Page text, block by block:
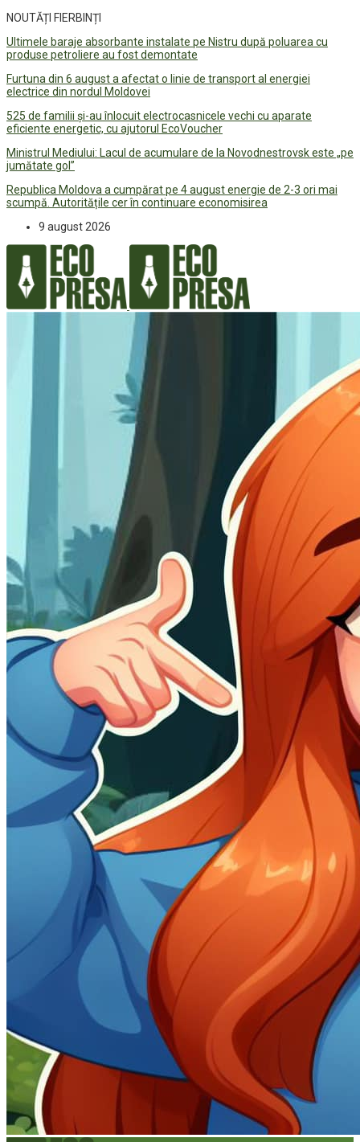
NOUTĂȚI FIERBINȚI
Ultimele baraje absorbante instalate pe Nistru după poluarea cu
produse petroliere au fost demontate
Furtuna din 6 august a afectat o linie de transport al energiei
electrice din nordul Moldovei
525 de familii și-au înlocuit electrocasnicele vechi cu aparate
eficiente energetic, cu ajutorul EcoVoucher
Ministrul Mediului: Lacul de acumulare de la Novodnestrovsk este „pe
jumătate gol”
Republica Moldova a cumpărat pe 4 august energie de 2-3 ori mai
scumpă. Autoritățile cer în continuare economisirea
9 august 2026